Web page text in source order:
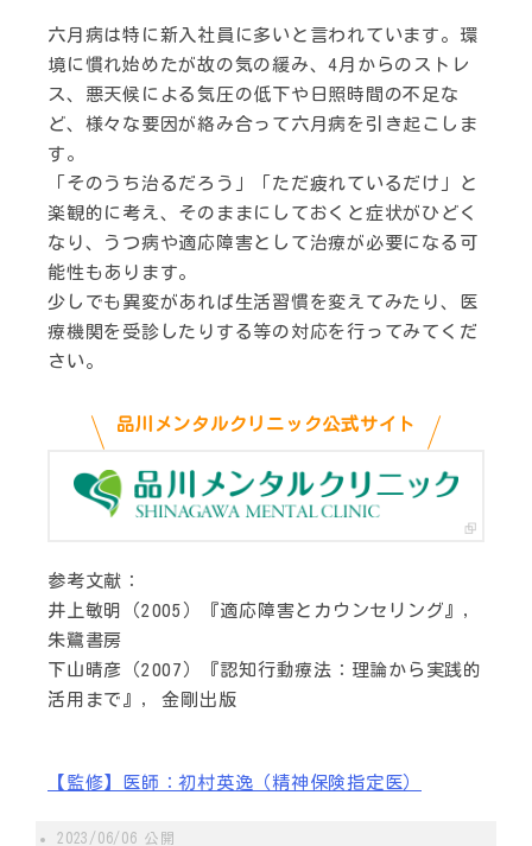
六月病は特に新入社員に多いと言われています。環
境に慣れ始めたが故の気の緩み、4月からのストレ
ス、悪天候による気圧の低下や日照時間の不足な
ど、様々な要因が絡み合って六月病を引き起こしま
す。
「そのうち治るだろう」「ただ疲れているだけ」と
楽観的に考え、そのままにしておくと症状がひどく
なり、うつ病や適応障害として治療が必要になる可
能性もあります。
少しでも異変があれば生活習慣を変えてみたり、医
療機関を受診したりする等の対応を行ってみてくだ
さい。
品川メンタルクリニック公式サイト
参考文献：
井上敏明（2005）『適応障害とカウンセリング』,
朱鷺書房
下山晴彦（2007）『認知行動療法：理論から実践的
活用まで』, 金剛出版
【監修】医師：初村英逸（精神保険指定医）
2023/06/06 公開